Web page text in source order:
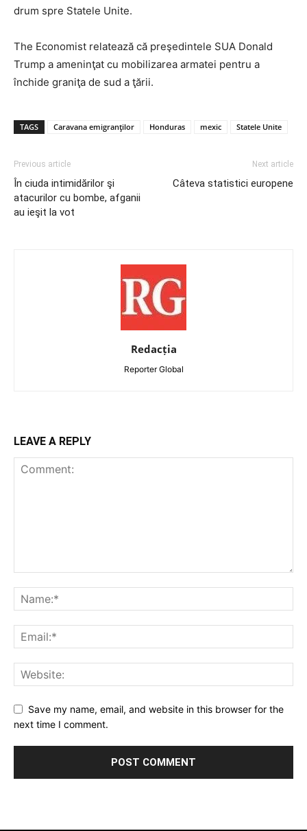
drum spre Statele Unite.
The Economist relatează că preşedintele SUA Donald
Trump a ameninţat cu mobilizarea armatei pentru a
închide graniţa de sud a ţării.
TAGS Caravana emigranţilor Honduras mexic Statele Unite
Previous article
În ciuda intimidărilor şi
atacurilor cu bombe, afganii
au ieşit la vot
Next article
Câteva statistici europene
Redacția
Reporter Global
LEAVE A REPLY
Save my name, email, and website in this browser for the
next time I comment.